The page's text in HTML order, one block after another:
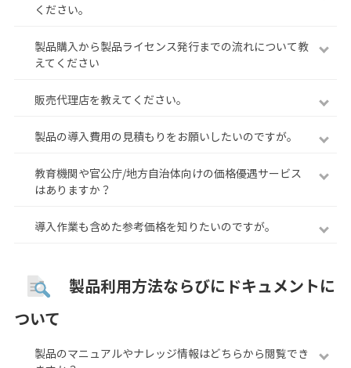
ください。
製品購入から製品ライセンス発行までの流れについて教
えてください
販売代理店を教えてください。
製品の導入費用の見積もりをお願いしたいのですが。
教育機関や官公庁/地方自治体向けの価格優遇サービス
はありますか？
導入作業も含めた参考価格を知りたいのですが。
製品利用方法ならびにドキュメントに
ついて
製品のマニュアルやナレッジ情報はどちらから閲覧でき